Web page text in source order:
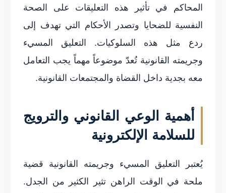
المحاكم في تأثير هذه التعليقات على الصحة
النفسية للضحايا وتصدر الأحكام التي تهدف إلى
ردع مثل هذه السلوكيات. التعليق المسيء
وجريمته القانونية تُعدّ موضوعاً مهماً يجب التعامل
معه بجدية داخل القضاة والمجتمعات القانونية.
أهمية الوعي القانوني والترويج
للسلامة الإلكترونية
يُعتبر التعليق المسيء وجريمته القانونية قضية
ملحة في الوقت الراهن تثير الكثير من الجدل.